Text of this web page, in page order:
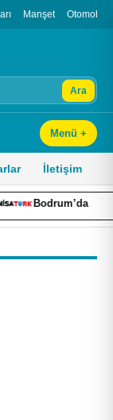
Manşet Otomobil
Ara
Menü +
İletişim
Bodrum’da lastik